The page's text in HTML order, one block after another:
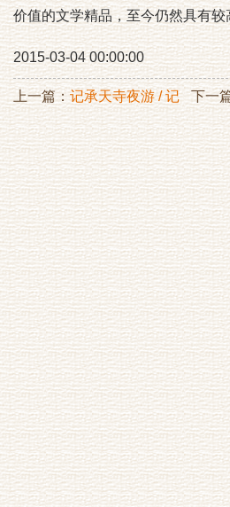
价值的文学精品，至今仍然具有较
2015-03-04 00:00:00
上一篇：记承天寺夜游 / 记
承天夜游
下一